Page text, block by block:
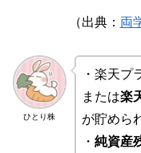
（出典： 両
ひとり株
・楽天プ
または楽
が貯めら
・ 純資産